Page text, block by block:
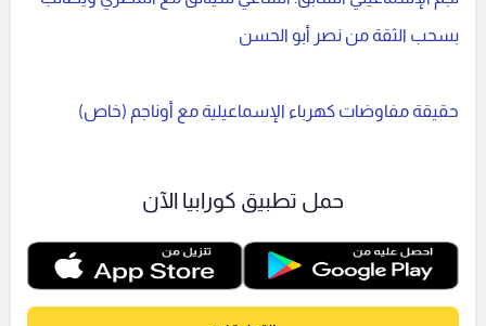
بسحب الثقة من نصر أبو الحسن
حقيقة مفاوضات كهرباء الإسماعيلية مع أوناجم (خاص)
حمل تطبيق كورابيا الآن